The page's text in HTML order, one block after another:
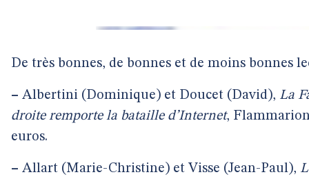
De très bonnes, de bonnes et de moins bonnes
– Albertini (Dominique) et Doucet (David), La
droite remporte la bataille d’Internet,
euros.
– Allart (Marie-Christine) et Visse (Jean-Paul),